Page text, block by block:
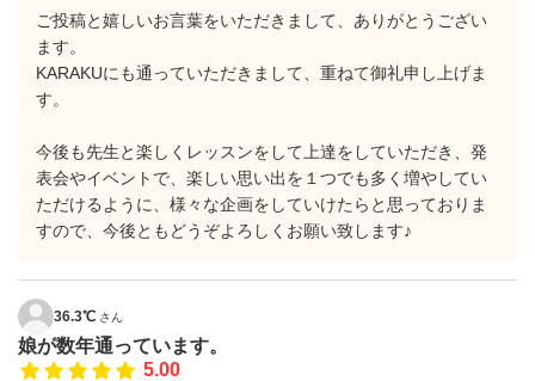
ご投稿と嬉しいお言葉をいただきまして、ありがとうござい
ます。
KARAKUにも通っていただきまして、重ねて御礼申し上げま
す。
今後も先生と楽しくレッスンをして上達をしていただき、発
表会やイベントで、楽しい思い出を１つでも多く増やしてい
ただけるように、様々な企画をしていけたらと思っておりま
すので、今後ともどうぞよろしくお願い致します♪
36.3℃ さん
娘が数年通っています。
5.00